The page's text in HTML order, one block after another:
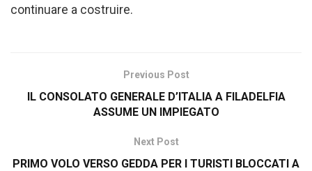
continuare a costruire.
Previous Post
IL CONSOLATO GENERALE D’ITALIA A FILADELFIA
ASSUME UN IMPIEGATO
Next Post
PRIMO VOLO VERSO GEDDA PER I TURISTI BLOCCATI A